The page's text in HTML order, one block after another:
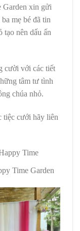
Garden xin gửi
mẹ bé đã tin
tạo nên dấu ấn
cười với các tiết
tâm tư tình
chúa nhỏ.
tiệc cưới hãy liên
Time
Time Garden